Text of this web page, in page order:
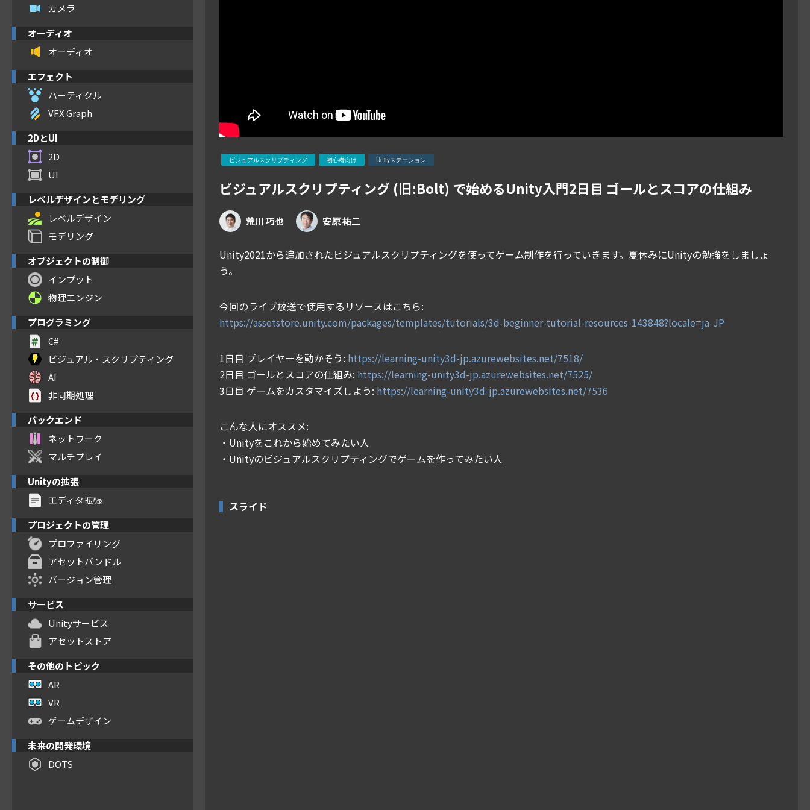
カメラ
オーディオ
オーディオ
エフェクト
パーティクル
VFX Graph
2DとUI
2D
UI
レベルデザインとモデリング
レベルデザイン
モデリング
オブジェクトの制御
インプット
物理エンジン
プログラミング
C#
ビジュアル・スクリプティング
AI
非同期処理
バックエンド
ネットワーク
マルチプレイ
Unityの拡張
エディタ拡張
プロジェクトの管理
プロファイリング
アセットバンドル
バージョン管理
サービス
Unityサービス
アセットストア
その他のトピック
AR
VR
ゲームデザイン
未来の開発環境
DOTS
ビジュアルスクリプティング 初心者向け Unityステーション
ビジュアルスクリプティング (旧:Bolt) で始めるUnity入門2日目 ゴールとスコアの仕組み
荒川 巧也 安原 祐二
Unity2021から追加されたビジュアルスクリプティングを使ってゲーム制作を行っていきます。夏休みにUnityの勉強をしましょ
う。
今回のライブ放送で使用するリソースはこちら:
https://assetstore.unity.com/packages/templates/tutorials/3d-beginner-tutorial-resources-143848?locale=ja-JP
1日目 プレイヤーを動かそう: https://learning-unity3d-jp.azurewebsites.net/7518/
2日目 ゴールとスコアの仕組み: https://learning-unity3d-jp.azurewebsites.net/7525/
3日目 ゲームをカスタマイズしよう: https://learning-unity3d-jp.azurewebsites.net/7536
こんな人にオススメ:
・Unityをこれから始めてみたい人
・Unityのビジュアルスクリプティングでゲームを作ってみたい人
スライド